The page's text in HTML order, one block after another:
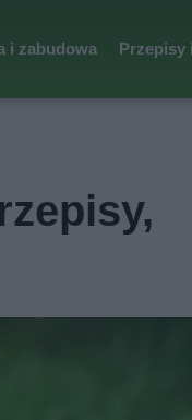
i zabudowa Przepisy